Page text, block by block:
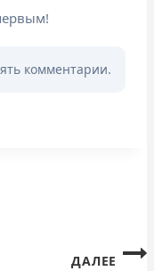
комментарии.
ДАЛЕЕ